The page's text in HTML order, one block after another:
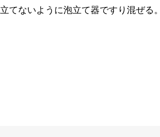
てないように泡立て器ですり混ぜる